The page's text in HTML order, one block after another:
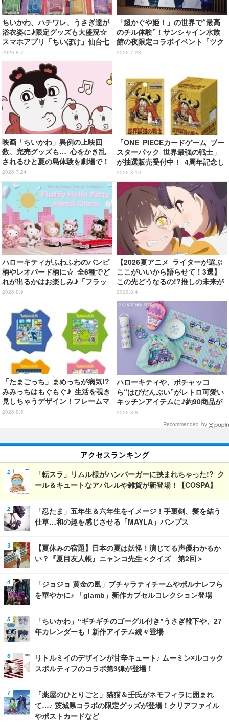
ちいかわ、ハチワレ、うさぎ達が
浴衣姿に♪限定グッズも大盛況☆
スマホアプリ「ちいぽけ」仙台七
夕まつりに七夕飾りを掲出【レ
ポ】
2026.8.7
「超かぐや姫！」の世界で“最高
のチル体験”！サンシャイン水族
館の夜限定コラボイベント「ツク
ヨミアクアリウム」が癒やしすぎ
た【体験レポ】
2026.7.28
映画「ちいかわ」異例の上映回
数、完売グッズも… 心をかき乱
されるひと夏の島体験を劇場で！
【ネタバレなし初日レポ】
2026.7.24
「ONE PIECEカードゲーム ブー
スターパック 世界最強の戦士」
が抽選販売受付中！ 4周年記念し
たボックスを手に入れよう
2026.8.10
ハローキティがふわふわのバンビ
柄やレオパード柄に☆ 全6種でど
れが出るかはお楽しみ♪「フラッ
フィーハローキティチャーム」第
2弾登場【8月20日～】
2026.8.9
【2026夏アニメ ライターが選ぶ
ここがいいから語らせて！3選】
この先どうなるの!?推しの未来が
気になりすぎる「鎧真伝サムライ
トルーパー」「乙女怪獣キャラメ
リゼ」「グロウアップショウ 」
2026.8.4
「たまごっち」まめっちが病気!?
みみっちはもぐもぐ♪ 生活を覗き
見しちゃうデザイン！フレームマ
グネット「ぴたっとフレーム」登
2026.8.5
ハローキティや、ポチャッコ
ら“はぴだんぶい”がレトロ可愛い
キッチンアイテムに♪約90商品が
登場【212 KITCHEN STORE】
2026.8.8
Recommended by
アクセスランキング
「転スラ」リムル様がハンバーガーに挟まれちゃった!? ク
ール＆キュートなアパレルや雑貨が新登場！【COSPA】
「忍たま」五年生＆六年生をイメージ！手裏剣、髪を結う
仕草…和の趣を感じさせる「MAYLA」パンプス
【夏休みの宿題】日本の夏は妖怪！演じてる声優わかるか
い？『夏目友人帳』ニャンコ先生＜クイズ 第2回＞
「ジョジョ 黄金の風」ブチャラティチームやポルナレフら
を華やかに♪ 「glamb」新作カプセルコレクション登場
「ちいかわ」“ギチギチのゴーグル付き”うさぎ靴下や、27
年カレンダーも！新作アイテム続々登場
リトルミイのデザインが甘辛キュート♪ ムーミン×ルコック
スポルティフのコラボ第3弾が登場！
「薬屋のひとりごと」猫猫＆壬氏がネモフィラに囲まれ
て…♪ 茨城県コラボの限定グッズが登場！クリアファイル
やポストカードなど